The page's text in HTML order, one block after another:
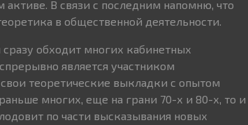
В связи с последним напомню, что
в общественной деятельности.
обходит многих кабинетных
является участником
теоретические выкладки с опытом
многих, еще на грани 70-х и 80-х, то и
по части высказывания новых